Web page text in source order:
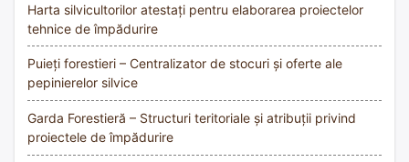
Harta silvicultorilor atestați pentru elaborarea proiectelor
tehnice de împădurire
Puieți forestieri – Centralizator de stocuri și oferte ale
pepinierelor silvice
Garda Forestieră – Structuri teritoriale și atribuții privind
proiectele de împădurire